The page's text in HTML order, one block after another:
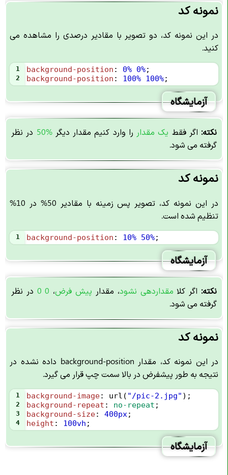
نمونه کد
در این نمونه کد، دو تصویر با مقادیر درصدی را مشاهده می
کنید.
1 background-position : 0% 0%;
2 background-position : 100% 100%;
آزمایشگاه
نکته: اگر فقط یک مقدار را وارد کنیم مقدار دیگر50% در نظر
گرفته می شود.
نمونه کد
در این نمونه کد، تصویر پس زمینه با مقادیر 50% در 10%
تنظیم شده است.
1 background-position : 10% 50%;
آزمایشگاه
نکته: اگر کلا مقداردهی نشود، مقدار پیش فرض، 0 0
در نظر
گرفته می شود.
نمونه کد
در این نمونه کد، مقدار background-position داده نشده در
نتیجه به طور پیشفرض در بالا سمت چپ قرار می گیرد.
1 background-image: url ( "/pic-2.jpg" );
2 background-repeat : no-repeat ;
3 background-size: 400px;
4 height : 100vh ;
آزمایشگاه